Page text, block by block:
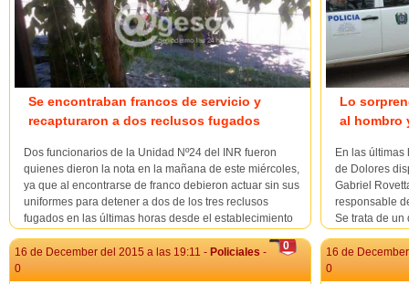
Se encontraban francos de servicio y
recapturaron a dos reclusos fugados
Dos funcionarios de la Unidad Nº24 del INR fueron
quienes dieron la nota en la mañana de este miércoles,
ya que al encontrarse de franco debieron actuar sin sus
uniformes para detener a dos de los tres reclusos
fugados en las últimas horas desde el establecimiento
Lo
al hombro
En las
de Dolores
Gabriel
responsable
Se trata de un
0
16 de December del 2015 a las 19:11 - Policiales -
0
16 de
0